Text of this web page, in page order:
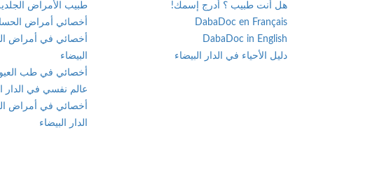
هل أنت طبيب ؟ أدرج إسمك!
DabaDoc en Français
DabaDoc in English
دليل الأحياء في الدار البيضاء
طبيب الأمراض
أخصائي أمراض
أخصائي في أمراض
البيضاء
أخصائي في طب
عالم نفسي في الدار
أخصائي في أمراض
الدار البيضاء